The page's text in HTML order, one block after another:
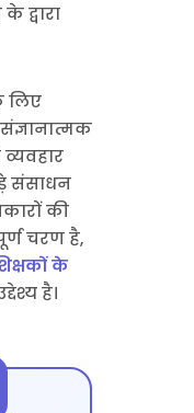
द्वारा
लिए
संसाधन
की
चरण है,
के
है।